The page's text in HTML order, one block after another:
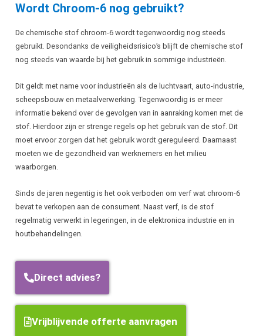
Wordt Chroom-6 nog gebruikt?
De chemische stof chroom-6 wordt tegenwoordig nog steeds
gebruikt. Desondanks de veiligheidsrisico’s blijft de chemische stof
nog steeds van waarde bij het gebruik in sommige industrieën.
Dit geldt met name voor industrieën als de luchtvaart, auto-industrie,
scheepsbouw en metaalverwerking. Tegenwoordig is er meer
informatie bekend over de gevolgen van in aanraking komen met de
stof. Hierdoor zijn er strenge regels op het gebruik van de stof. Dit
moet ervoor zorgen dat het gebruik wordt gereguleerd. Daarnaast
moeten we de gezondheid van werknemers en het milieu
waarborgen.
Sinds de jaren negentig is het ook verboden om verf wat chroom-6
bevat te verkopen aan de consument. Naast verf, is de stof
regelmatig verwerkt in legeringen, in de elektronica industrie en in
houtbehandelingen.
Direct advies?
Vrijblijvende offerte aanvragen